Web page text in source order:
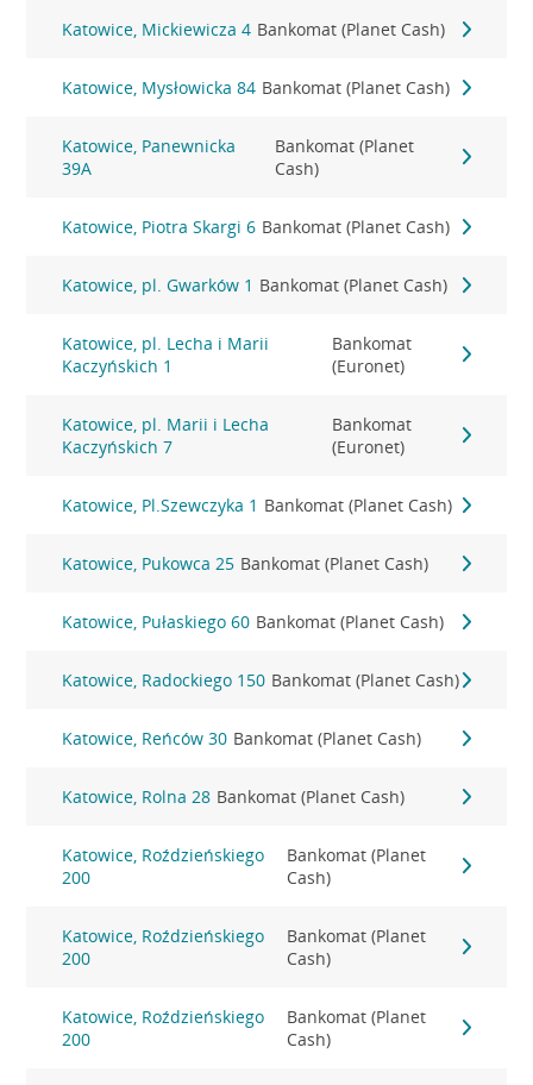
Katowice, Mickiewicza 4 Bankomat (Planet Cash)
Katowice, Mysłowicka 84 Bankomat (Planet Cash)
Katowice, Panewnicka
39A
Bankomat (Planet
Cash)
Katowice, Piotra Skargi 6 Bankomat (Planet Cash)
Katowice, pl. Gwarków 1 Bankomat (Planet Cash)
Katowice, pl. Lecha i Marii
Kaczyńskich 1
Bankomat
(Euronet)
Katowice, pl. Marii i Lecha
Kaczyńskich 7
Bankomat
(Euronet)
Katowice, Pl.Szewczyka 1 Bankomat (Planet Cash)
Katowice, Pukowca 25 Bankomat (Planet Cash)
Katowice, Pułaskiego 60 Bankomat (Planet Cash)
Katowice, Radockiego 150 Bankomat (Planet Cash)
Katowice, Reńców 30 Bankomat (Planet Cash)
Katowice, Rolna 28 Bankomat (Planet Cash)
Katowice, Roździeńskiego
200
Bankomat (Planet
Cash)
Katowice, Roździeńskiego
200
Bankomat (Planet
Cash)
Katowice, Roździeńskiego
200
Bankomat (Planet
Cash)